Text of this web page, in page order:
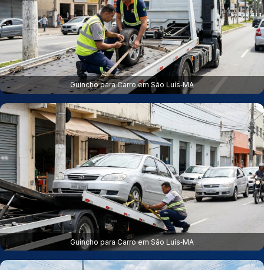
Guincho para Carro em São Luís‑MA
Guincho para Carro em São Luís‑MA